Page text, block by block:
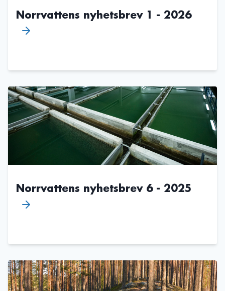
Norrvattens nyhetsbrev 1 - 2026
Norrvattens nyhetsbrev 6 - 2025